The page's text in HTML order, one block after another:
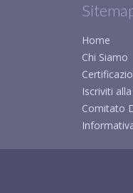
Home
Chi Siamo
Iscriviti
Comitato